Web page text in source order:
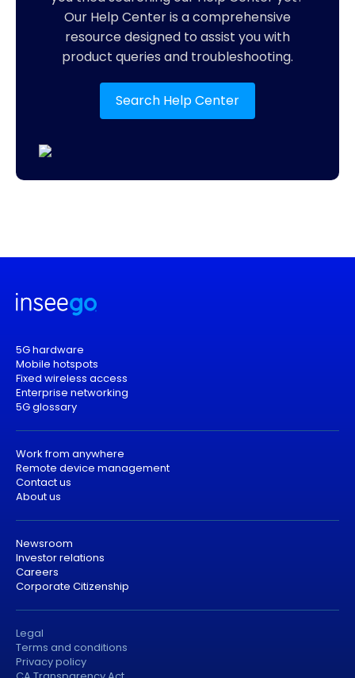
Our Help Center is a comprehensive
resource designed to assist you with
product queries and troubleshooting.
Search Help Center
5G hardware
Mobile hotspots
Fixed wireless access
Enterprise networking
5G glossary
Work from anywhere
Remote device management
Contact us
About us
Newsroom
Investor relations
Careers
Corporate Citizenship
Legal
Terms and conditions
Privacy policy